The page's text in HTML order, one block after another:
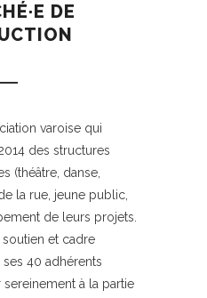
DE
varoise qui
des structures
(théâtre, danse,
la rue, jeune public,
de leurs projets.
et cadre
40 adhérents
à la partie